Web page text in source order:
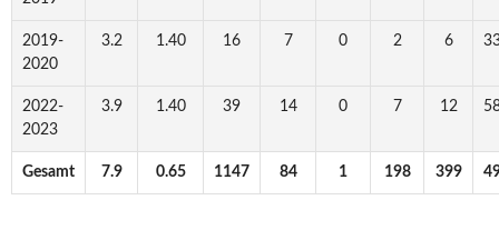
2019-
2020
3.2 1.40 16 7 0 2 6
2022-
2023
3.9 1.40 39 14 0 7 12
Gesamt 7.9 0.65 1147 84 1 198 399